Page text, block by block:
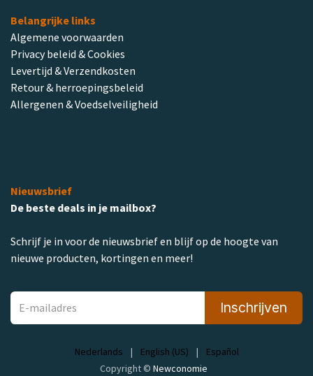
Belangrijke links
Algemene voorwaarden
Privacy beleid & Cookies
Levertijd & Verzendkosten
Retour & herroepingsbeleid
Allergenen & Voedselveiligheid
Nieuwsbrief
De beste deals in je mailbox?
Schrijf je in voor de nieuwsbrief en blijf op de hoogte van
nieuwe producten, kortingen en meer!
Inschrijven
Copyright © Newconomie
Nederlands | English (US) | Español